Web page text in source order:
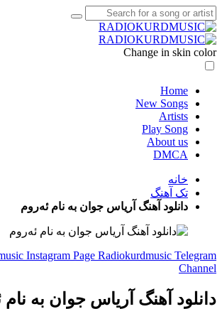
Change in skin color
Home
New Songs
Artists
Play Song
About us
DMCA
خانه
تک آهنگ
دانلود آهنگ آریاس جوان به نام ئەروم
Instagram Page Radiokurdmusic Telegram
Channel
دانلود آهنگ آریاس جوان به نام